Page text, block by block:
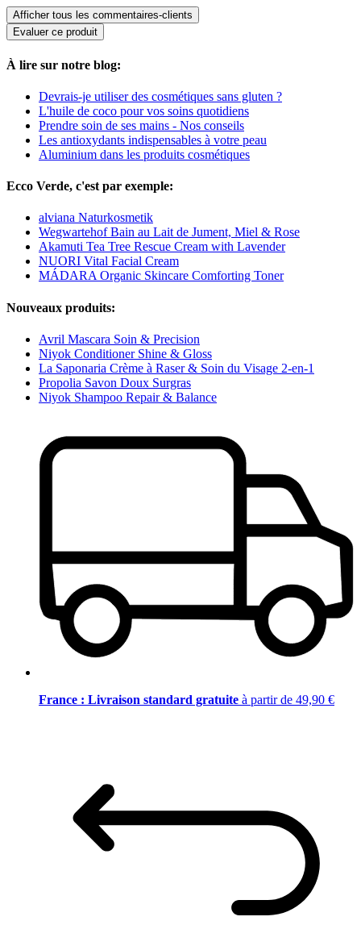
Afficher tous les commentaires-clients
Evaluer ce produit
À lire sur notre blog:
Devrais-je utiliser des cosmétiques sans gluten ?
L'huile de coco pour vos soins quotidiens
Prendre soin de ses mains - Nos conseils
Les antioxydants indispensables à votre peau
Aluminium dans les produits cosmétiques
Ecco Verde, c'est par exemple:
alviana Naturkosmetik
Wegwartehof Bain au Lait de Jument, Miel & Rose
Akamuti Tea Tree Rescue Cream with Lavender
NUORI Vital Facial Cream
MÁDARA Organic Skincare Comforting Toner
Nouveaux produits:
Avril Mascara Soin & Precision
Niyok Conditioner Shine & Gloss
La Saponaria Crème à Raser & Soin du Visage 2-en-1
Propolia Savon Doux Surgras
Niyok Shampoo Repair & Balance
France : Livraison standard gratuite à partir de 49,90 €